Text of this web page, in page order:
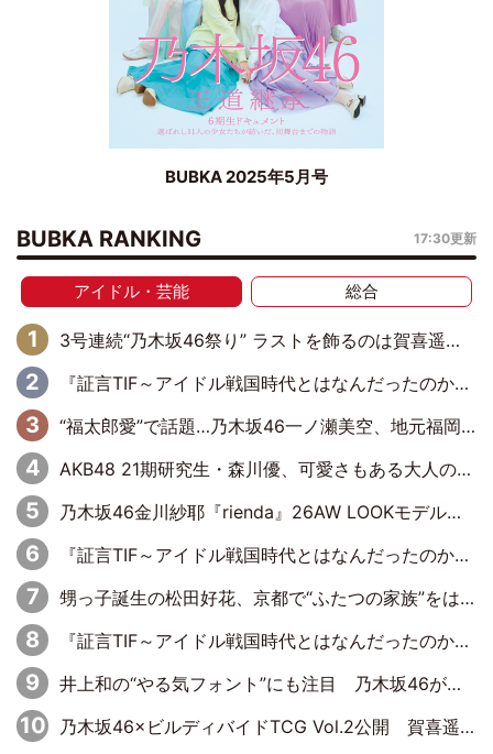
BUBKA 2025年5月号
BUBKA RANKING 17:30更新
アイドル・芸能 総合
3号連続“乃木坂46祭り” ラストを飾るのは賀喜遥香…5年ぶりの登場に「5年分大人になった私を見ていただけたら」
『証言TIF～アイドル戦国時代とはなんだったのか～』第6回：でんぱ組.inc・古川未鈴×相沢梨紗「『ハロプロやりたかったな』って言ったら、夢眠ねむさんに『てめえはでんぱ組．incなんだよ！』って肩パンされて(笑)」
“福太郎愛”で話題…乃木坂46一ノ瀬美空、地元福岡『めんべい25周年トップサポーター』に就任
AKB48 21期研究生・森川優、可愛さもある大人の女性に
乃木坂46金川紗耶『rienda』26AW LOOKモデルに就任
『証言TIF～アイドル戦国時代とはなんだったのか～』第11回：私立恵比寿中学・真山りか×安本彩花「TIFで10年ぶりのキョンシーメイクをしたら、場を完全に引かせてしまって。時代が変わったんだなって」
甥っ子誕生の松田好花、京都で“ふたつの家族”をはしご！ “母”黒谷友香に見送られ、“父”松岡昌宏とはハシゴ酒
『証言TIF～アイドル戦国時代とはなんだったのか～』第10回：さくら学院・武藤彩未×飯田らうら「正直、中3で辞めるというのを信じてなくて。そう言われてはいたけど、嘘でしょって」
井上和の“やる気フォント”にも注目 乃木坂46が挑んだ書道パフォーマンスの舞台裏
乃木坂46×ビルディバイドTCG Vol.2公開 賀喜遥香＆田村真佑が『京まふ』ステージに登壇